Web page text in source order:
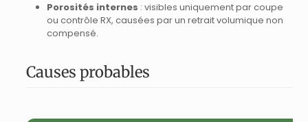
Porosités internes : visibles uniquement par coupe
ou contrôle RX, causées par un retrait volumique non
compensé.
Causes probables